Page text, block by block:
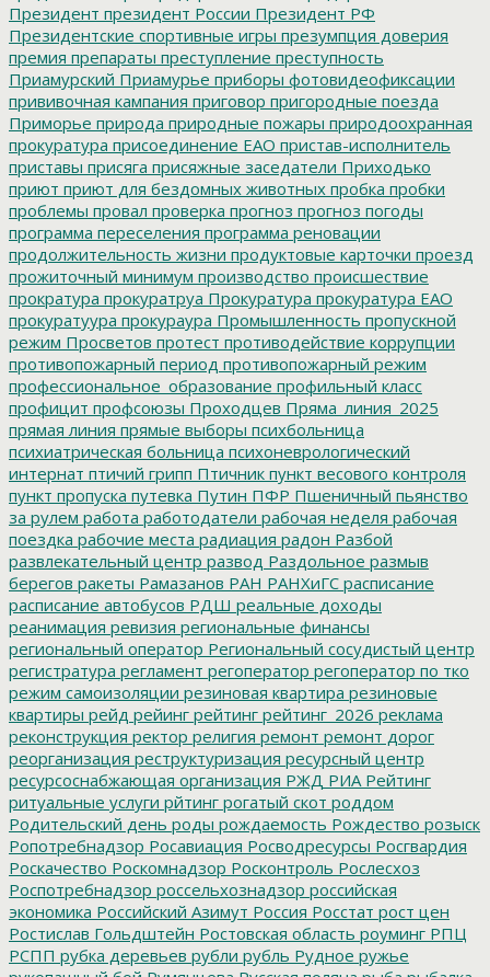
Президент президент России Президент РФ
Президентские спортивные игры презумпция доверия
премия препараты преступление преступность
Приамурский Приамурье приборы фотовидеофиксации
прививочная кампания приговор пригородные поезда
Приморье природа природные пожары природоохранная
прокуратура присоединение ЕАО пристав-исполнитель
приставы присяга присяжные заседатели Приходько
приют приют для бездомных животных пробка пробки
проблемы провал проверка прогноз прогноз погоды
программа переселения программа реновации
продолжительность жизни продуктовые карточки проезд
прожиточный минимум производство происшествие
прократура прокуратруа Прокуратура прокуратура ЕАО
прокуратуура прокураура Промышленность пропускной
режим Просветов протест противодействие коррупции
противопожарный период противопожарный режим
профессиональное_образование профильный класс
профицит профсоюзы Проходцев Пряма_линия_2025
прямая линия прямые выборы психбольница
психиатрическая больница психоневрологический
интернат птичий грипп Птичник пункт весового контроля
пункт пропуска путевка Путин ПФР Пшеничный пьянство
за рулем работа работодатели рабочая неделя рабочая
поездка рабочие места радиация радон Разбой
развлекательный центр развод Раздольное размыв
берегов ракеты Рамазанов РАН РАНХиГС расписание
расписание автобусов РДШ реальные доходы
реанимация ревизия региональные финансы
региональный оператор Региональный сосудистый центр
регистратура регламент регоператор регоператор по тко
режим самоизоляции резиновая квартира резиновые
квартиры рейд рейинг рейтинг рейтинг_2026 реклама
реконструкция ректор религия ремонт ремонт дорог
реорганизация реструктуризация ресурсный центр
ресурсоснабжающая организация РЖД РИА Рейтинг
ритуальные услуги рйтинг рогатый скот роддом
Родительский день роды рождаемость Рождество розыск
Ропотребнадзор Росавиация Росводресурсы Росгвардия
Роскачество Роскомнадзор Росконтроль Рослесхоз
Роспотребнадзор россельхознадзор российская
экономика Российский Азимут Россия Росстат рост цен
Ростислав Гольдштейн Ростовская область роуминг РПЦ
РСПП рубка деревьев рубли рубль Рудное ружье